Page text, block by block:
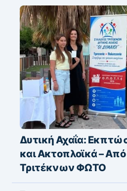
Δυτική Αχαΐα:
και Ακτοπλοϊκά –
Τριτέκνων ΦΩΤΟ